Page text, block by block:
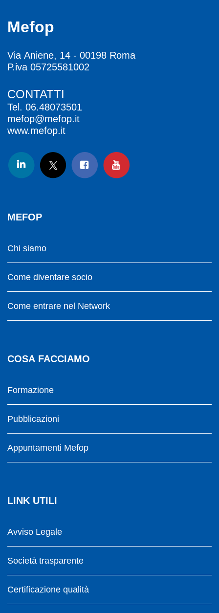
Mefop
Via Aniene, 14 - 00198 Roma
P.iva 05725581002
CONTATTI
Tel. 06.48073501
mefop@mefop.it
www.mefop.it
MEFOP
Chi siamo
Come diventare socio
Come entrare nel Network
COSA FACCIAMO
Formazione
Pubblicazioni
Appuntamenti Mefop
LINK UTILI
Avviso Legale
Società trasparente
Certificazione qualità